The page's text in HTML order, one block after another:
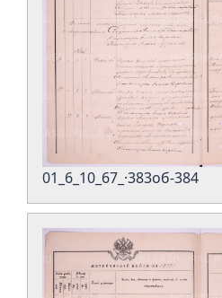
01_6_10_67_·383об-384